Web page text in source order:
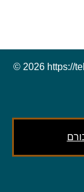
© 2026 https://